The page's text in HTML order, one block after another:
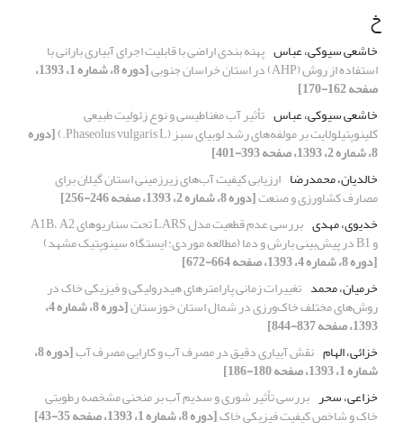
خ
خاشعی سیوکی، عباس پهنه ⁮بندی اراضی با قابلیت اجرای آبیاری بارانی با
استفاده از روش (AHP) در استان خراسان جنوبی [دوره 8، شماره 1، 1393،
صفحه 162-170]
خاشعی سیوکی، عباس تأثیر آب مغناطیسی و نوع زئولیت طبیعی
کلینوپتیلولایت بر مولفه‌های رشد لوبیای سبز (Phaseolus vulgaris L.) [دوره
8، شماره 2، 1393، صفحه 393-401]
خالدیان، محمدرضا ارزیابی کیفیت آب‌های زیرزمینی استان گیلان برای
مصارف کشاورزی و صنعت[دوره 8، شماره 2، 1393، صفحه 246-256]
خدیوی، مهدی
بررسی عدم قطعیت مدل LARS تحت سناریوهای A1B، A2
و B1 در پیش‌بینی بارش و دما (مطالعه موردی: ایستگاه سینوپتیک مشهد)
[دوره 8، شماره 4، 1393، صفحه 664-672]
خرمیان، محمد تغییرات زمانی پارامترهای هیدرولیکی و فیزیکی خاک در
روش‌های مختلف خاک‌ورزی در شمال استان خوزستان [دوره 8، شماره 4،
1393، صفحه 837-844]
خزائی، الهام نقش آبیاری دقیق در مصرف آب و کارایی مصرف آب [دوره 8،
شماره 1، 1393، صفحه 180-186]
خزاعی، سحر بررسی تأثیر شوری و سدیم آب بر منحنی مشخصه رطوبتی
خاک و شاخص کیفیت فیزیکی خاک[دوره 8، شماره 1، 1393، صفحه 35-43]